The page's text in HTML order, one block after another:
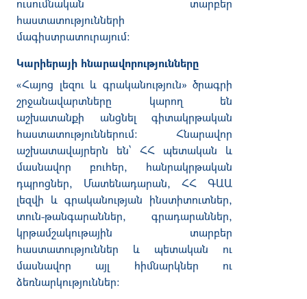
ուսումնական
տարբեր
հաստատությունների
մագիստրատուրայում։
Կարիերայի հնարավորությունները
«Հայոց լեզու և գրականություն» ծրագրի
շրջանավարտները
կարող
են
աշխատանքի
անցնել
գիտակրթական
հաստատություններում։
Հնարավոր
աշխատավայրերն
են՝ ՀՀ պետական
և
մասնավոր
բուհեր, հանրակրթական
դպրոցներ, Մատենադարան, ՀՀ
ԳԱԱ
լեզվի և գրականության ինստիտուտներ,
տուն-թանգարաններ, գրադարաններ,
կրթամշակութային
տարբեր
հաստատություններ
և պետական
ու
մասնավոր
այլ հիմնարկներ
ու
ձեռնարկություններ: